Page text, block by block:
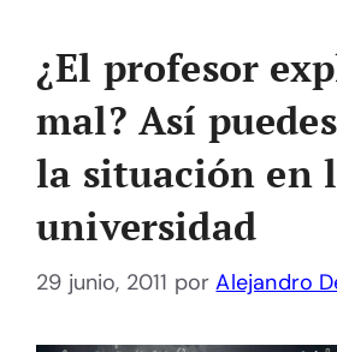
¿El profesor
mal? Así
la situación en
universidad
29 junio, 2011 porAlejandro